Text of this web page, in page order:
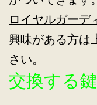
ロイヤルガー
興味がある方は
さい。
交換する